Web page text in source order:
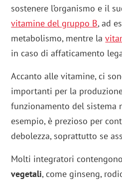
sostenere l’organismo e il
vitamine del gruppo B, ad
metabolismo, mentre la
in caso di affaticamento
Accanto alle vitamine, ci
importanti per la
funzionamento del sistema
esempio, è prezioso per
debolezza, soprattutto se
Molti integratori
vegetali, come ginseng,